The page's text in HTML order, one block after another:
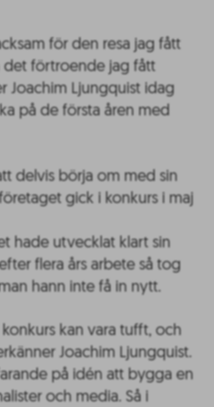
för den resa jag fått
förtroende jag fått
Joachim Ljungquist idag
på de första åren med
delvis börja om med sin
gick i konkurs i maj
hade utvecklat klart sin
flera års arbete så tog
hann inte få in nytt.
kan vara tufft, och
Joachim Ljungquist.
på idén att bygga en
och media. Så i